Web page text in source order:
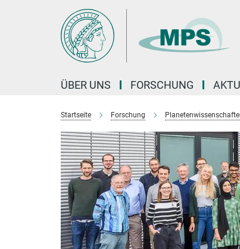
ÜBER UNS FORSCHUNG
Startseite Forschung